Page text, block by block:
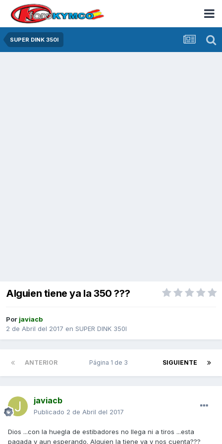
SUPER DINK 350I
Alguien tiene ya la 350 ???
Por javiacb
2 de Abril del 2017 en SUPER DINK 350I
ANTERIOR SIGUIENTE
Página 1 de 3
javiacb
Publicado 2 de Abril del 2017
Dios ...con la huegla de estibadores no llega ni a tiros ...esta
pagada y aun esperando. Alguien la tiene ya y nos cuenta???